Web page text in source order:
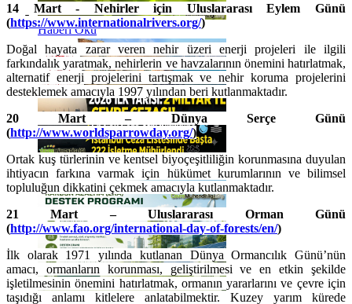
Haberi Oku
Haberi Oku
14 Mart - Nehirler için Uluslararası Eylem Günü
(https://www.internationalrivers.org/)
Doğal hayata zarar veren nehir üzeri enerji projeleri ile ilgili
farkındalık yaratmak, nehirlerin ve havzalarının önemini hatırlatmak,
alternatif enerji projelerini tartışmak ve nehir koruma projelerini
desteklemek amacıyla 1997 yılından beri kutlanmaktadır.
20 Mart – Dünya Serçe Günü
(http://www.worldsparrowday.org/)
Ortak kuş türlerinin ve kentsel biyoçeşitliliğin korunmasına duyulan
ihtiyacın farkına varmak için hükümet kurumlarının ve bilimsel
topluluğun dikkatini çekmek amacıyla kutlanmaktadır.
21 Mart – Uluslararası Orman Günü
(http://www.fao.org/international-day-of-forests/en/)
İlk olarak 1971 yılında kutlanan Dünya Ormancılık Günü’nün
amacı, ormanların korunması, geliştirilmesi ve en etkin şekilde
işletilmesinin önemini hatırlatmak, ormanın yararlarını ve çevre için
taşıdığı anlamı kitlelere anlatabilmektir. Kuzey yarım kürede